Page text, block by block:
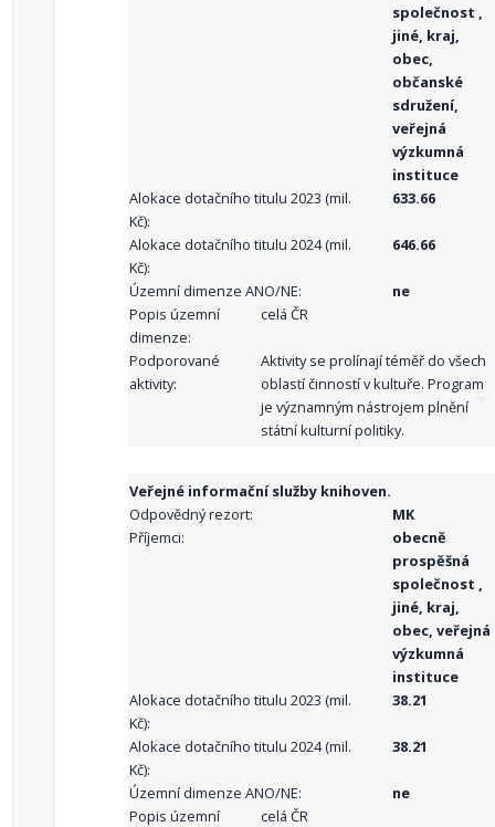
společnost ,
jiné, kraj,
obec,
občanské
sdružení,
veřejná
výzkumná
instituce
Alokace dotačního titulu 2023 (mil.
Kč):
633.66
Alokace dotačního titulu 2024 (mil.
Kč):
646.66
Územní dimenze ANO/NE:
ne
Popis územní
dimenze:
celá ČR
Podporované
aktivity:
Aktivity se prolínají téměř do všech
oblastí činností v kultuře. Program
je významným nástrojem plnění
státní kulturní politiky.
Veřejné informační služby knihoven.
Odpovědný rezort:
MK
Příjemci:
obecně
prospěšná
společnost ,
jiné, kraj,
obec, veřejná
výzkumná
instituce
Alokace dotačního titulu 2023 (mil.
Kč):
38.21
Alokace dotačního titulu 2024 (mil.
Kč):
38.21
Územní dimenze ANO/NE:
ne
Popis územní
celá ČR